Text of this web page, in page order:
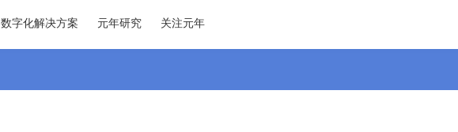
数字化解决方案 元年研究 关注元年